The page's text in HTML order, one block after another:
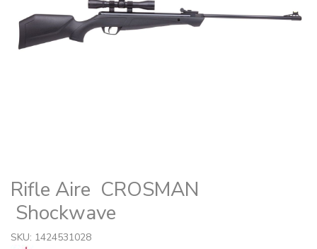
Rifle Aire CROSMAN
Shockwave
SKU: 1424531028